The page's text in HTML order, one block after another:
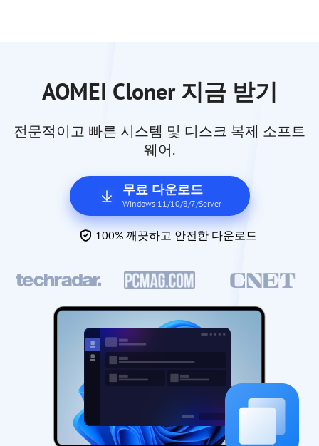
AOMEI Cloner 지금 받기
전문적이고 빠른 시스템 및 디스크 복제 소프트
웨어.
무료 다운로드
Windows 11/10/8/7/Server
100% 깨끗하고 안전한 다운로드